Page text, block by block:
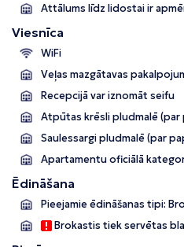
Attālums līdz lidostai ir
Viesnīca
WiFi
Veļas mazgātavas
Recepcijā var iznomāt seifu
Atpūtas krēsli pludmalē (par
Saulessargi pludmalē (par
Apartamentu oficiālā
Ēdināšana
Pieejamie ēdināšanas tipi:
Brokastis tiek servētas